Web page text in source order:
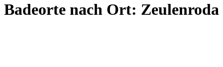
Badeorte nach Ort: Zeulenroda